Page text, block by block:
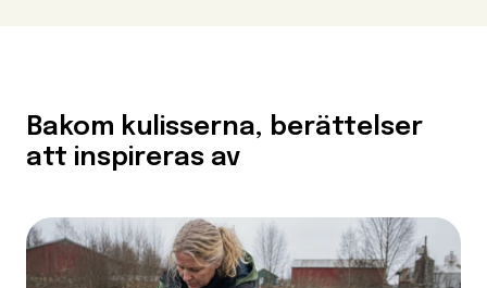
Bakom kulisserna, berättelser
att inspireras av